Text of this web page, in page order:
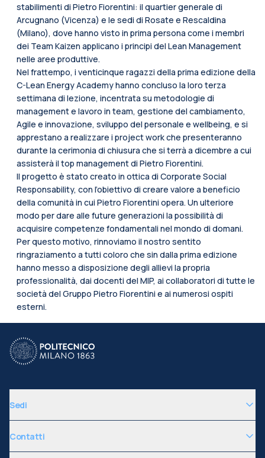
stabilimenti di Pietro Fiorentini: il quartier generale di
Arcugnano (Vicenza) e le sedi di Rosate e Rescaldina
(Milano), dove hanno visto in prima persona come i membri
dei Team Kaizen applicano i principi del Lean Management
nelle aree produttive.
Nel frattempo, i venticinque ragazzi della prima edizione della
C-Lean Energy Academy hanno concluso la loro terza
settimana di lezione, incentrata su metodologie di
management e lavoro in team, gestione del cambiamento,
Agile e innovazione, sviluppo del personale e wellbeing, e si
apprestano a realizzare i project work che presenteranno
durante la cerimonia di chiusura che si terrà a dicembre a cui
assisterà il top management di Pietro Fiorentini.
Il progetto è stato creato in ottica di Corporate Social
Responsability, con l’obiettivo di creare valore a beneficio
della comunità in cui Pietro Fiorentini opera. Un ulteriore
modo per dare alle future generazioni la possibilità di
acquisire competenze fondamentali nel mondo di domani.
Per questo motivo, rinnoviamo il nostro sentito
ringraziamento a tutti coloro che sin dalla prima edizione
hanno messo a disposizione degli allievi la propria
professionalità, dai docenti del MIP, ai collaboratori di tutte le
società del Gruppo Pietro Fiorentini e ai numerosi ospiti
esterni.
Sedi
Contatti